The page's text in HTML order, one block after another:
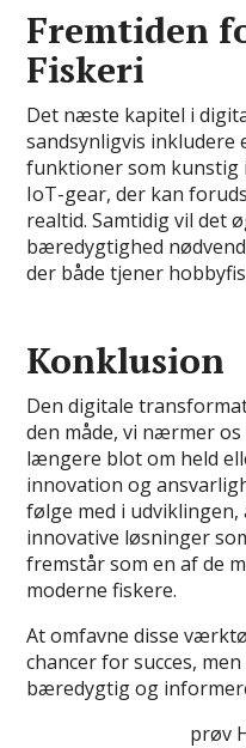
Fremtiden
Fiskeri
Det næste kapitel i
sandsynligvis inkludere
funktioner som
IoT-gear, der kan
realtid. Samtidig vil det
bæredygtighed
der både tjener
Konklusion
Den digitale
den måde, vi nærmer
længere blot om held
innovation og
følge med i
innovative løsninger
fremstår som en af de
moderne fiskere.
At omfavne disse
chancer for succes,
bæredygtig og
prøv